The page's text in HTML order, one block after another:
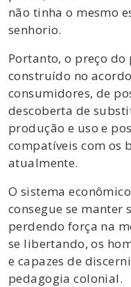
não tinha o mesmo
senhorio.
Portanto, o preço
construído no
consumidores, de
descoberta de
produção e uso e
compatíveis com os
atualmente.
O sistema
consegue se manter
perdendo força na
se libertando, os
e capazes de
pedagogia colonial.